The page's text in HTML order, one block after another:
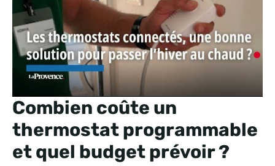
Combien coûte un
thermostat programmable
et quel budget prévoir ?